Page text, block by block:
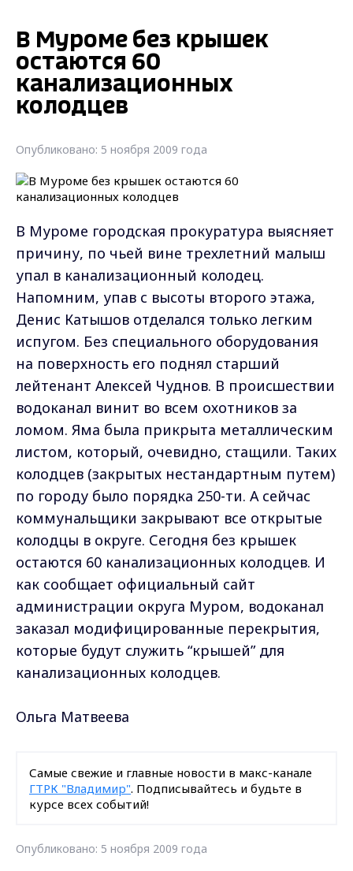
В Муроме без крышек
остаются 60
канализационных
колодцев
Опубликовано: 5 ноября 2009 года
В Муроме городская прокуратура выясняет
причину, по чьей вине трехлетний малыш
упал в канализационный колодец.
Напомним, упав с высоты второго этажа,
Денис Катышов отделался только легким
испугом. Без специального оборудования
на поверхность его поднял старший
лейтенант Алексей Чуднов. В происшествии
водоканал винит во всем охотников за
ломом. Яма была прикрыта металлическим
листом, который, очевидно, стащили. Таких
колодцев (закрытых нестандартным путем)
по городу было порядка 250-ти. А сейчас
коммунальщики закрывают все открытые
колодцы в округе. Сегодня без крышек
остаются 60 канализационных колодцев. И
как сообщает официальный сайт
администрации округа Муром, водоканал
заказал модифицированные перекрытия,
которые будут служить “крышей” для
канализационных колодцев.
Ольга Матвеева
Самые свежие и главные новости в макс-канале
ГТРК "Владимир". Подписывайтесь и будьте в
курсе всех событий!
Опубликовано: 5 ноября 2009 года